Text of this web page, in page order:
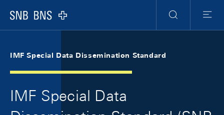
Logo
Ricerca
Menu
IMF Special Data Dissemination Standard
IMF Special Data